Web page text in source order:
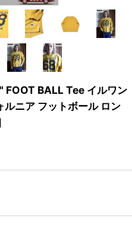
FOOT BALL Tee イルワン
ルニア フットボール ロン